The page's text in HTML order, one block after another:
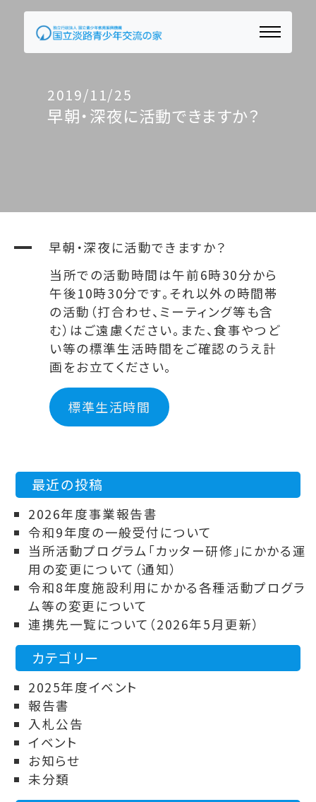
2019/11/25
早朝・深夜に活動できますか？
A
早朝・深夜に活動できますか？
当所での活動時間は午前6時30分から
午後10時30分です。それ以外の時間帯
の活動（打合わせ、ミーティング等も含
む）はご遠慮ください。また、食事やつど
い等の標準生活時間をご確認のうえ計
画をお立てください。
標準生活時間
最近の投稿
2026年度事業報告書
令和9年度の一般受付について
当所活動プログラム「カッター研修」にかかる運
用の変更について（通知）
令和8年度施設利用にかかる各種活動プログラ
ム等の変更について
連携先一覧について（2026年5月更新）
カテゴリー
2025年度イベント
報告書
入札公告
イベント
お知らせ
未分類